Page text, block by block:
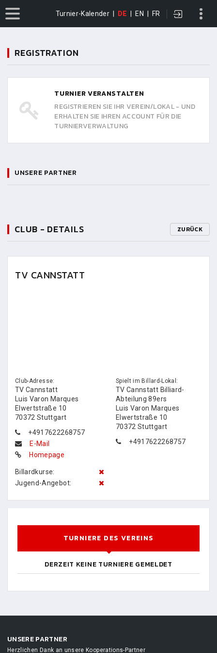
Turnier-Kalender DE EN FR
REGISTRATION
TURNIER VERANSTALTEN
REGISTRIEREN SIE IHR VEREIN/LOKAL - UND
ERHALTEN SIE IHREN ACCOUNT FÜR DIE
TURNIERVERWALTUNG
UNSERE PARTNER
CLUB - DETAILS ZURÜCK
TV CANNSTATT
Club-Adresse:
TV Cannstatt
Luis Varon Marques
Elwertstraße 10
70372 Stuttgart
+4917622268757
E-Mail
Homepage
Billardkurse:
Jugend-Angebot:
Spielt im Billard-Lokal:
TV Cannstatt Billiard-
Abteilung 89ers
Luis Varon Marques
Elwertstraße 10
70372 Stuttgart
+4917622268757
TURNIERE DES VEREINS
DERZEIT KEINE TURNIERE GEMELDET
UNSERE PARTNER
Herzlichen Dank an unsere Kooperations-Partner